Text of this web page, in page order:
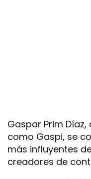
Gaspar Prim
como Gaspi, se
más influyentes
creadores de